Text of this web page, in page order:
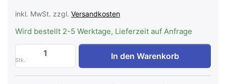
inkl. MwSt. zzgl. Versandkosten
Wird bestellt 2-5 Werktage, Lieferzeit auf Anfrage
Stk.
V-ZUG 5112600001 Kühl-/Gefriergerät
In den Warenkorb